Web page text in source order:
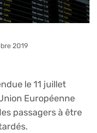
2019
le 11 juillet
Européenne
passagers à être